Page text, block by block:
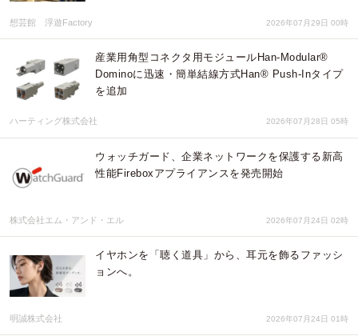
想芸館 浮遊Factory 2026年07月29日 00時
産業用角型コネクタ用モジュールHan-Modular®
Dominoに迅速・簡単結線方式Han® Push-Inタイプ
を追加
ハーティング株式会社 2026年07月28日 05時
ウォッチガード、企業ネットワークを保護する新高
性能Fireboxアプライアンスを発売開始
株式会社エム・アンド・エル 2026年07月24日 02時
イヤホンを「聴く道具」から、耳元を飾るファッシ
ョンへ。
明誠株式会社 2026年07月24日 01時